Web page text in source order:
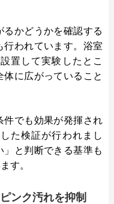
るかどうかを確認する
行われています。浴室
置して実験したとこ
に広がっていること
件でも効果が発揮され
た検証が行われまし
と判断できる基準も
す。
ンク汚れを抑制